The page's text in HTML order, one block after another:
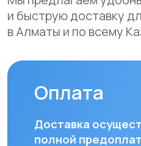
и Астана. Доставка
курьером в рабочие дни
доставки по Алматы
часов с момента оплаты
Доставка